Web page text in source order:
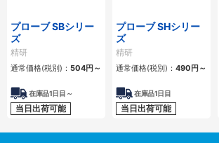
プローブ SBシリー
ズ
精研
通常価格(税別)： 504円 ～
在庫品1日目～
当日出荷可能
プローブ SHシリー
ズ
精研
通常価格(税別)： 490円 ～
在庫品1日目
当日出荷可能